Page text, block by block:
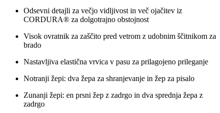
Odsevni detajli za večjo vidljivost in več ojačitev iz
CORDURA® za dolgotrajno obstojnost
Visok ovratnik za zaščito pred vetrom z udobnim ščitnikom za
brado
Nastavljiva elastična vrvica v pasu za prilagojeno prileganje
Notranji žepi: dva žepa za shranjevanje in žep za pisalo
Zunanji žepi: en prsni žep z zadrgo in dva sprednja žepa z
zadrgo